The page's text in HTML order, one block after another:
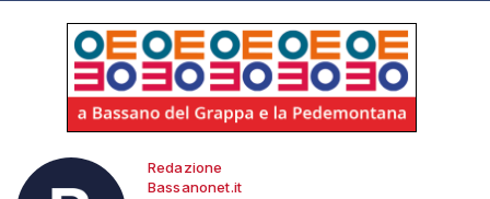
Redazione
Bassanonet.it